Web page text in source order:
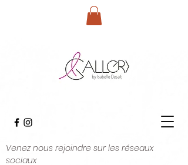
Venez nous rejoindre sur les réseaux
sociaux